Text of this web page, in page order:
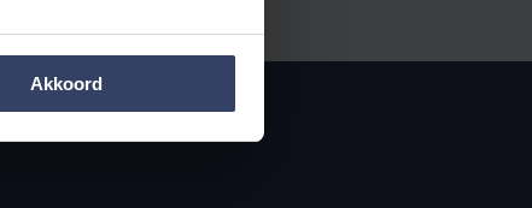
Akkoord